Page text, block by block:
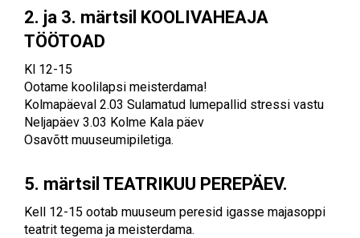
2. ja 3. märtsil KOOLIVAHEAJA
TÖÖTOAD
Kl 12-15
Ootame koolilapsi meisterdama!
Kolmapäeval 2.03 Sulamatud lumepallid stressi vastu
Neljapäev 3.03 Kolme Kala päev
Osavõtt muuseumipiletiga.
5. märtsil TEATRIKUU PEREPÄEV.
Kell 12-15 ootab muuseum peresid igasse majasoppi
teatrit tegema ja meisterdama.